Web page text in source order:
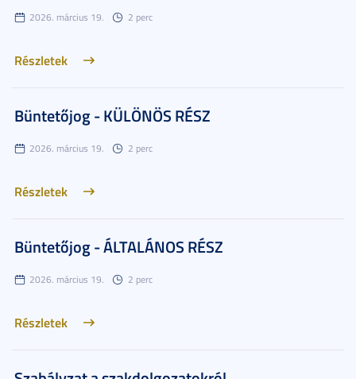
2026. március 19. 2 perc
Részletek
Büntetőjog - KÜLÖNÖS RÉSZ
2026. március 19. 2 perc
Részletek
Büntetőjog - ÁLTALÁNOS RÉSZ
2026. március 19. 2 perc
Részletek